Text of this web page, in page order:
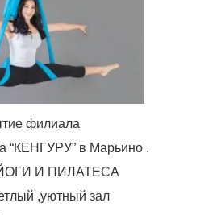
филиала
“КЕНГУРУ” в Марьино .
И ПИЛАТЕСА
,уютный зал